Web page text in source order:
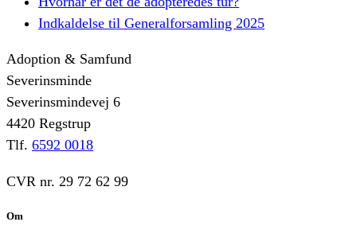
Indkaldelse til Generalforsamling 2025
Adoption & Samfund
Severinsminde
Severinsmindevej 6
4420 Regstrup
Tlf. 6592 0018
CVR nr. 29 72 62 99
Om